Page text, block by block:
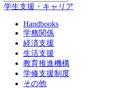
学生支援・キャリア
Handbooks
学務関係
経済支援
生活支援
教育推進機構
学修支援制度
その他